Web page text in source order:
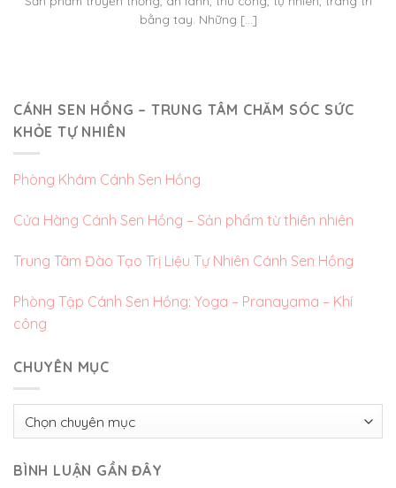
bằng tay. Những [...]
CÁNH SEN HỒNG – TRUNG TÂM CHĂM SÓC SỨC
KHỎE TỰ NHIÊN
Phòng Khám Cánh Sen Hồng
Cửa Hàng Cánh Sen Hồng – Sản phẩm từ thiên nhiên
Trung Tâm Đào Tạo Trị Liệu Tự Nhiên Cánh Sen Hồng
Phòng Tập Cánh Sen Hồng: Yoga – Pranayama – Khí
công
CHUYÊN MỤC
BÌNH LUẬN GẦN ĐÂY